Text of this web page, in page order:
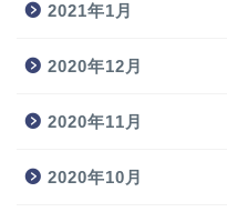
2021年1月
2020年12月
2020年11月
2020年10月